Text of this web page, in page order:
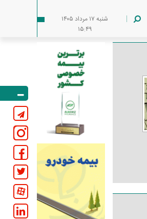
شنبه ۱۷ مرداد ۱۴۰۵
۱۵:۴۹